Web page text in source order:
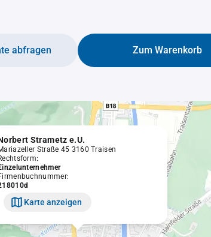
Zum Warenkorb
abfragen
Strametz e.U.
Straße 45 3160 Traisen
Karte anzeigen